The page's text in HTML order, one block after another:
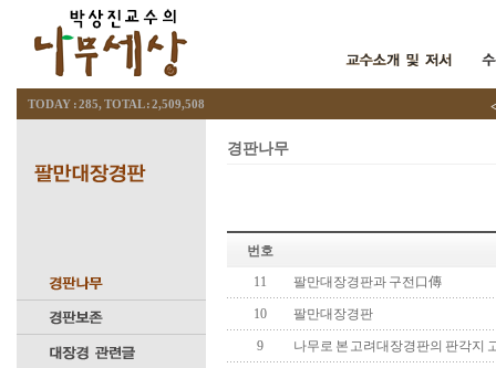
TODAY : 285, TOTAL : 2,509,508
경판나무
번호
11
팔만대장경판과 구전口傳
10 팔만대장경판
9 나무로 본 고려대장경판의 판각지